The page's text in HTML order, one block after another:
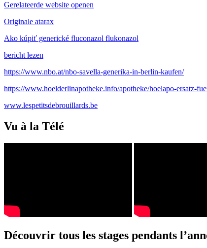
Gerelateerde website openen
Originale atarax
Ako kúpiť generické fluconazol flukonazol
bericht lezen
https://www.nbo.at/nbo-savella-generika-in-berlin-kaufen/
https://www.hoelderlinapotheke.info/apotheke/hoelapo-ersatz-
www.lespetitsdebrouillards.be
Vu à la Télé
Découvrir tous les stages pendants